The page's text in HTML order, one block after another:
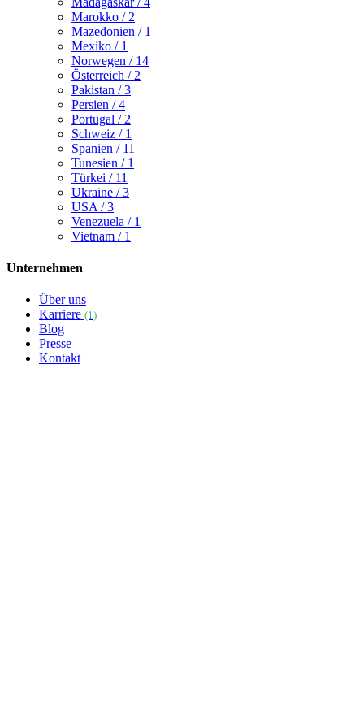
Marokko / 2
Mazedonien / 1
Mexiko / 1
Norwegen / 14
Österreich / 2
Pakistan / 3
Persien / 4
Portugal / 2
Schweiz / 1
Spanien / 11
Tunesien / 1
Türkei / 11
Ukraine / 3
USA / 3
Venezuela / 1
Vietnam / 1
Unternehmen
Über uns
Karriere (1)
Blog
Presse
Kontakt